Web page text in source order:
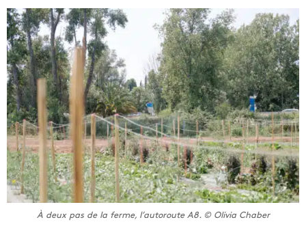
À deux pas de la ferme, l’autoroute A8. © Olivia Chaber